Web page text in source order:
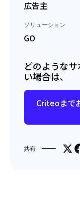
広告主
ソリューション
GO
どのような
い場合は、
Criteoまで
共有